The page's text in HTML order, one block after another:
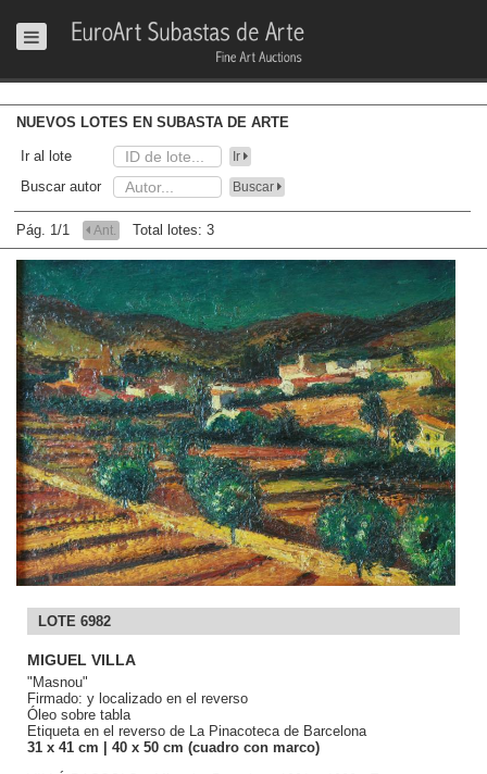
NUEVOS LOTES EN SUBASTA DE ARTE
Ir al lote Ir
Buscar autor Buscar
Pág. 1/1 Ant. Total lotes: 3
LOTE 6982
MIGUEL VILLA
"Masnou"
Firmado: y localizado en el reverso
Óleo sobre tabla
Etiqueta en el reverso de La Pinacoteca de Barcelona
31 x 41 cm | 40 x 50 cm (cuadro con marco)